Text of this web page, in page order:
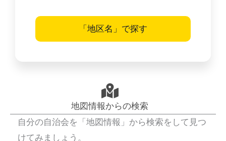
「地区名」で探す
地図情報からの検索
自分の自治会を「地図情報」から検索をして見つ
けてみましょう。